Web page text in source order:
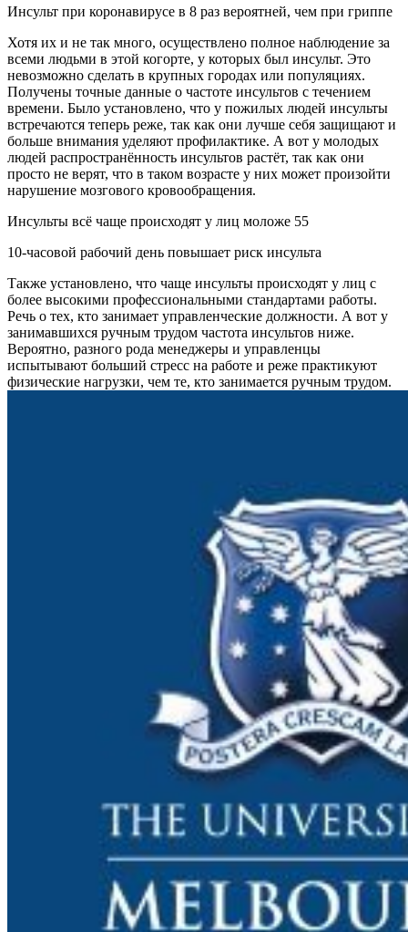
Инсульт при коронавирусе в 8 раз вероятней, чем при гриппе
Хотя их и не так много, осуществлено полное наблюдение за
всеми людьми в этой когорте, у которых был инсульт. Это
невозможно сделать в крупных городах или популяциях.
Получены точные данные о частоте инсультов с течением
времени. Было установлено, что у пожилых людей инсульты
встречаются теперь реже, так как они лучше себя защищают и
больше внимания уделяют профилактике. А вот у молодых
людей распространённость инсультов растёт, так как они
просто не верят, что в таком возрасте у них может произойти
нарушение мозгового кровообращения.
Инсульты всё чаще происходят у лиц моложе 55
10-часовой рабочий день повышает риск инсульта
Также установлено, что чаще инсульты происходят у лиц с
более высокими профессиональными стандартами работы.
Речь о тех, кто занимает управленческие должности. А вот у
занимавшихся ручным трудом частота инсультов ниже.
Вероятно, разного рода менеджеры и управленцы
испытывают больший стресс на работе и реже практикуют
физические нагрузки, чем те, кто занимается ручным трудом.